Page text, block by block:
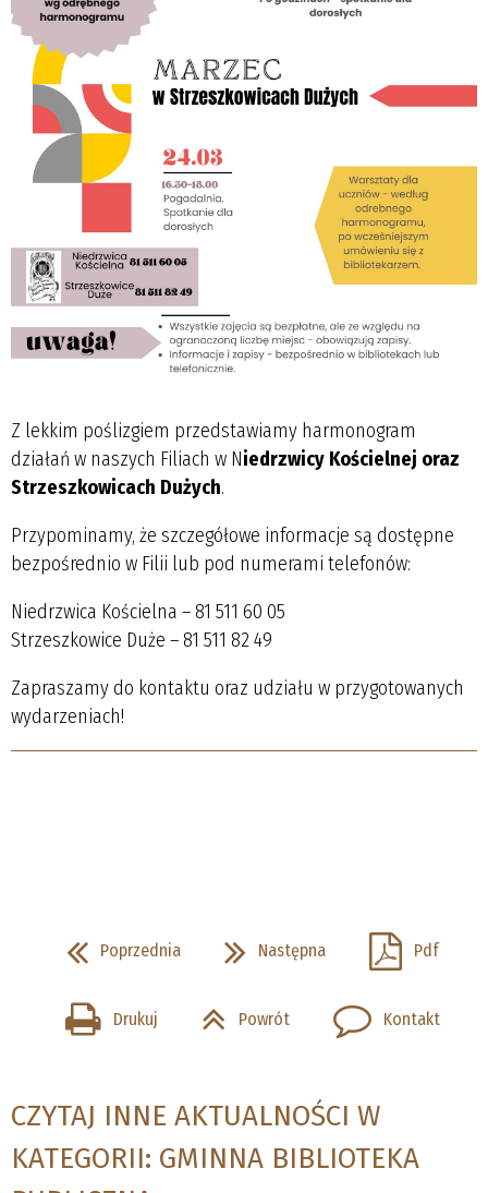
Z lekkim poślizgiem przedstawiamy harmonogram
działań w naszych Filiach w Niedrzwicy Kościelnej oraz
Strzeszkowicach Dużych.
Przypominamy, że szczegółowe informacje są dostępne
bezpośrednio w Filii lub pod numerami telefonów:
Niedrzwica Kościelna – 81 511 60 05
Strzeszkowice Duże – 81 511 82 49
Zapraszamy do kontaktu oraz udziału w przygotowanych
wydarzeniach!
Poprzednia Następna Pdf
Drukuj Powrót Kontakt
CZYTAJ INNE AKTUALNOŚCI W
KATEGORII: GMINNA BIBLIOTEKA